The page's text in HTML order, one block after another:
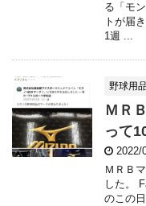
る「モ
トが届
1週 ...
野球用
ＭＲ
って
2022/
ＭＲＢ
した。
のこの